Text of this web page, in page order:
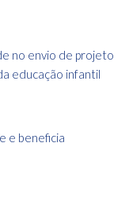
no envio de projeto
educação infantil
e beneficia